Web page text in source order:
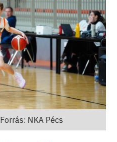
Forrás: NKA Pécs